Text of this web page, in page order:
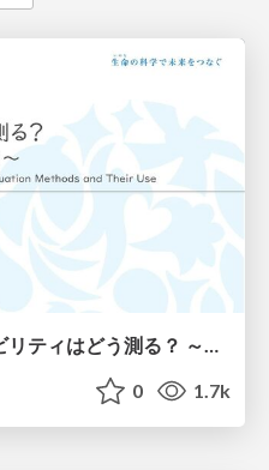
チュートリアル： ユーザビリティはどう測る？ ～評価手法とその利用～ / How do we measure usability? -Evaluation Methods and Their Use
0 1.7k